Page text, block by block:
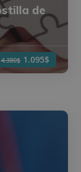
de
4.380$ 1.095$